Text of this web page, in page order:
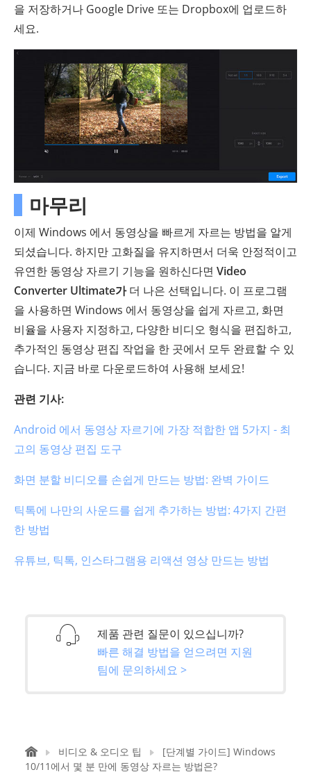
을 저장하거나 Google Drive 또는 Dropbox에 업로드하
세요.
마무리
이제 Windows 에서 동영상을 빠르게 자르는 방법을 알게
되셨습니다. 하지만 고화질을 유지하면서 더욱 안정적이고
유연한 동영상 자르기 기능을 원하신다면 Video
Converter Ultimate가더 나은 선택입니다. 이 프로그램
을 사용하면 Windows 에서 동영상을 쉽게 자르고, 화면
비율을 사용자 지정하고, 다양한 비디오 형식을 편집하고,
추가적인 동영상 편집 작업을 한 곳에서 모두 완료할 수 있
습니다. 지금 바로 다운로드하여 사용해 보세요!
관련 기사:
Android 에서 동영상 자르기에 가장 적합한 앱 5가지 - 최
고의 동영상 편집 도구
화면 분할 비디오를 손쉽게 만드는 방법: 완벽 가이드
틱톡에 나만의 사운드를 쉽게 추가하는 방법: 4가지 간편
한 방법
유튜브, 틱톡, 인스타그램용 리액션 영상 만드는 방법
제품 관련 질문이 있으십니까?
빠른 해결 방법을 얻으려면 지원
팀에 문의하세요 >
비디오 & 오디오 팁
[단계별 가이드] Windows
10/11에서 몇 분 만에 동영상 자르는 방법은?